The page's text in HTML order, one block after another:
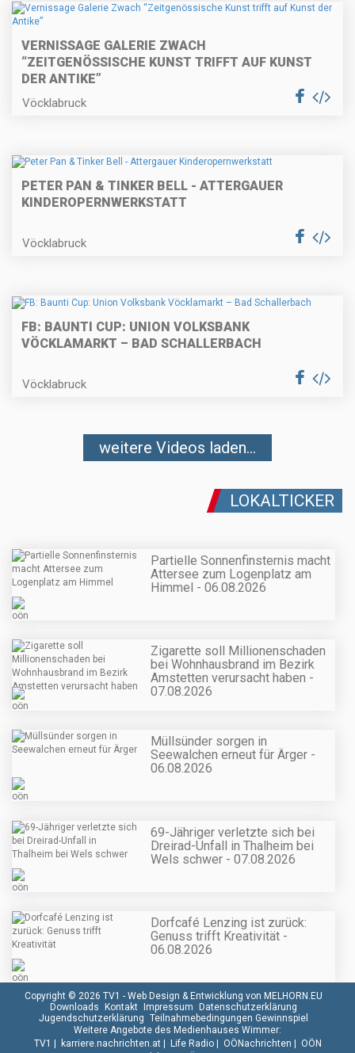
VERNISSAGE GALERIE ZWACH
“ZEITGENÖSSISCHE KUNST TRIFFT AUF KUNST
DER ANTIKE”
Vöcklabruck
PETER PAN & TINKER BELL - ATTERGAUER
KINDEROPERNWERKSTATT
Vöcklabruck
FB: BAUNTI CUP: UNION VOLKSBANK
VÖCKLAMARKT – BAD SCHALLERBACH
Vöcklabruck
weitere Videos laden...
LOKALTICKER
Partielle Sonnenfinsternis macht
Attersee zum Logenplatz am
Himmel - 06.08.2026
Zigarette soll Millionenschaden
bei Wohnhausbrand im Bezirk
Amstetten verursacht haben -
07.08.2026
Müllsünder sorgen in
Seewalchen erneut für Ärger -
06.08.2026
69-Jähriger verletzte sich bei
Dreirad-Unfall in Thalheim bei
Wels schwer - 07.08.2026
Dorfcafé Lenzing ist zurück:
Genuss trifft Kreativität -
06.08.2026
Copyright © 2026 TV1 - Web Design & Entwicklung von MELHORN.EU
Downloads
Kontakt Impressum
Datenschutzerklärung
Jugendschutzerklärung Teilnahmebedingungen Gewinnspiel
Weitere Angebote des Medienhauses Wimmer:
TV1
karriere.nachrichten.at| Life Radio| OÖNachrichten
OÖN